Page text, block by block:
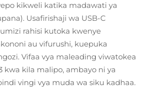
kikweli katika madawati ya
Usafirishaji wa USB-C
rahisi kutoka kwenye
au vifurushi, kuepuka
Vifaa vya maleading viwatokea
kwa kila malipo, ambayo ni ya
vingi vya muda wa siku kadhaa.